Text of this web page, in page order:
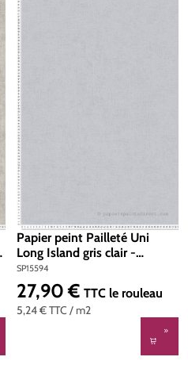
Papier peint Pailleté Uni
Long Island gris clair -
Titanium 3 d'AS Création |
Réf. SP15594
SP15594
5,24 €TTC / m2
Prix régulier :
27,90 € TTC le rouleau